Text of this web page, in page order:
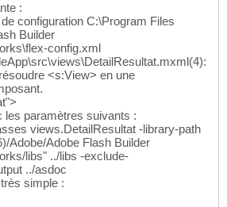
:
configuration C:\Program Files
Builder
config.xml
<s:View> en une
les paramètres suivants :
views.DetailResultat -library-path
Adobe/Adobe Flash Builder
libs" ../libs -exclude-
../asdoc
simple :